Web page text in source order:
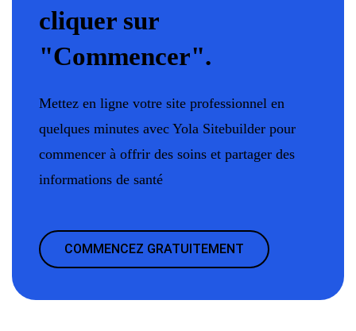
cliquer sur
"Commencer".
Mettez en ligne votre site professionnel en
quelques minutes avec Yola Sitebuilder pour
commencer à offrir des soins et partager des
informations de santé
COMMENCEZ GRATUITEMENT